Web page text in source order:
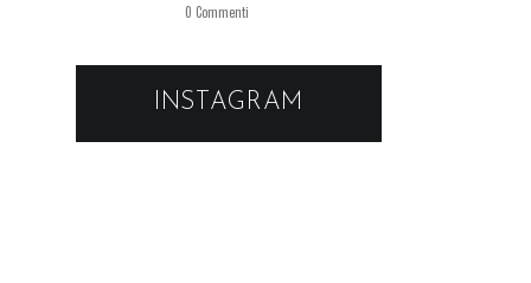
0 Commenti
INSTAGRAM